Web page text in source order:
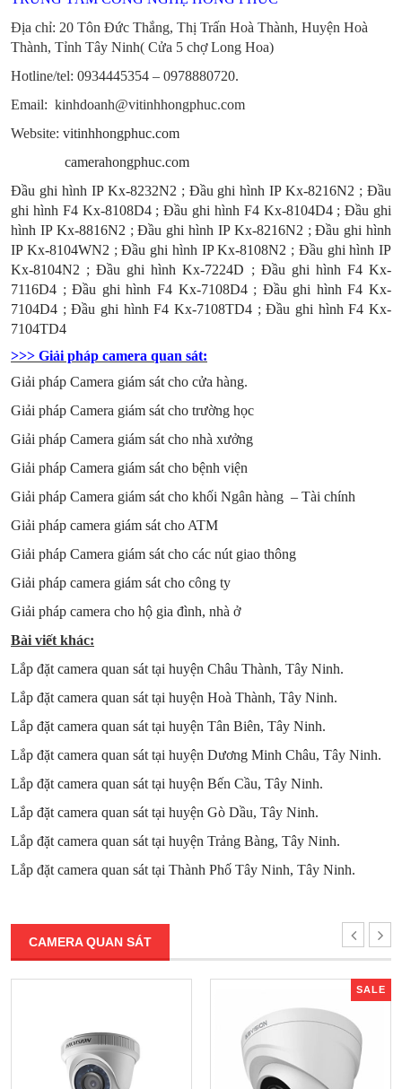
Địa chỉ: 20 Tôn Đức Thắng, Thị Trấn Hoà Thành, Huyện Hoà
Thành, Tỉnh Tây Ninh( Cửa 5 chợ Long Hoa)
Hotline/tel: 0934445354 – 0978880720.
Email: kinhdoanh@vitinhhongphuc.com
Website: vitinhhongphuc.com
camerahongphuc.com
Đầu ghi hình IP Kx-8232N2 ; Đầu ghi hình IP Kx-8216N2 ;Đầu
ghi hình F4 Kx-8108D4;Đầu ghi hình F4 Kx-8104D4; Đầu ghi
hình IP Kx-8816N2 ;Đầu ghi hình IP Kx-8216N2 ; Đầu ghi hình
IP Kx-8104WN2 ;Đầu ghi hình IP Kx-8108N2 ; Đầu ghi hình IP
Kx-8104N2 ;Đầu ghi hình Kx-7224D ; Đầu ghi hình F4 Kx-
7116D4 ;Đầu ghi hình F4 Kx-7108D4; Đầu ghi hình F4 Kx-
7104D4 ;Đầu ghi hình F4 Kx-7108TD4 ;Đầu ghi hình F4 Kx-
7104TD4
>>> Giải pháp camera quan sát:
Giải pháp Camera giám sát cho cửa hàng.
Giải pháp Camera giám sát cho trường học
Giải pháp Camera giám sát cho nhà xưởng
Giải pháp Camera giám sát cho bệnh viện
Giải pháp Camera giám sát cho khối Ngân hàng – Tài chính
Giải pháp camera giám sát cho ATM
Giải pháp Camera giám sát cho các nút giao thông
Giải pháp camera giám sát cho công ty
Giải pháp camera cho hộ gia đình, nhà ở
Bài viết khác:
Lắp đặt camera quan sát tại huyện Châu Thành, Tây Ninh.
Lắp đặt camera quan sát tại huyện Hoà Thành, Tây Ninh.
Lắp đặt camera quan sát tại huyện Tân Biên, Tây Ninh.
Lắp đặt camera quan sát tại huyện Dương Minh Châu, Tây Ninh.
Lắp đặt camera quan sát tại huyện Bến Cầu, Tây Ninh.
Lắp đặt camera quan sát tại huyện Gò Dầu, Tây Ninh.
Lắp đặt camera quan sát tại huyện Trảng Bàng, Tây Ninh.
Lắp đặt camera quan sát tại Thành Phố Tây Ninh, Tây Ninh.
CAMERA QUAN SÁT
SALE